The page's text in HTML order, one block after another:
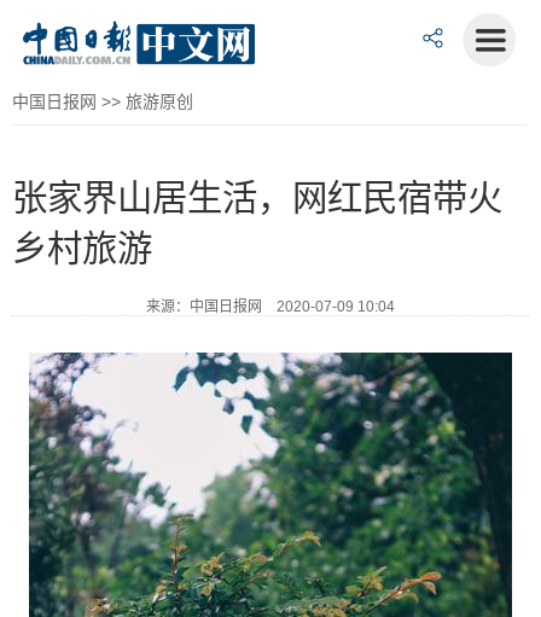
中国日报网 >> 旅游原创
张家界山居生活，网红民宿带火
乡村旅游
来源：中国日报网 2020-07-09 10:04